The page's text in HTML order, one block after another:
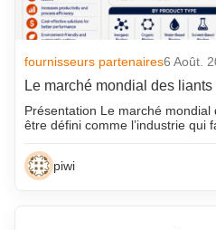
fournisseurs partenaires6 Août.
Le marché mondial des
Présentation Le marché
être défini comme l’industrie qui
piwi